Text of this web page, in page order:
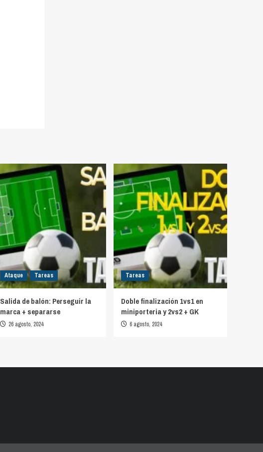
Ataque Tareas
Salida de balón: Perseguir la
marca + separarse
26 agosto, 2024
Tareas
Doble finalización 1vs1 en
miniporteria y 2vs2 + GK
6 agosto, 2024